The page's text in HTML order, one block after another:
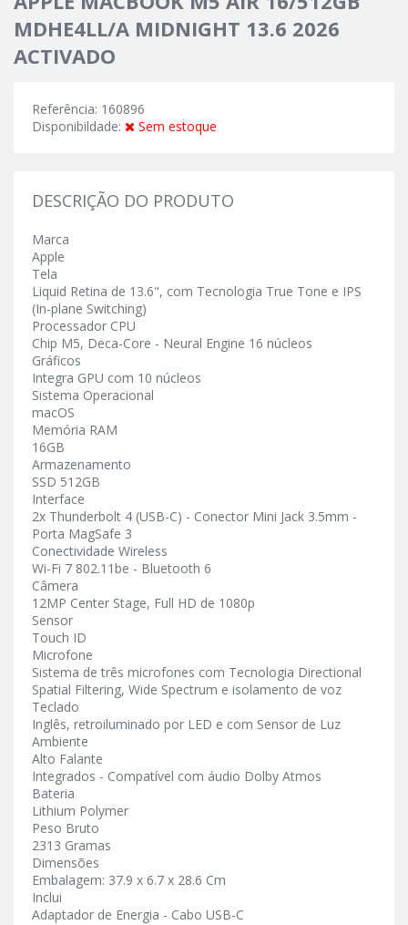
MDHE4LL/A MIDNIGHT 13.6 2026
ACTIVADO
Referência: 160896
Disponibildade:
Sem estoque
DESCRIÇÃO DO PRODUTO
Marca
Apple
Tela
Liquid Retina de 13.6", com Tecnologia True Tone e IPS
(In-plane Switching)
Processador CPU
Chip M5, Deca-Core - Neural Engine 16 núcleos
Gráficos
Integra GPU com 10 núcleos
Sistema Operacional
macOS
Memória RAM
16GB
Armazenamento
SSD 512GB
Interface
2x Thunderbolt 4 (USB-C) - Conector Mini Jack 3.5mm -
Porta MagSafe 3
Conectividade Wireless
Wi-Fi 7 802.11be - Bluetooth 6
Câmera
12MP Center Stage, Full HD de 1080p
Sensor
Touch ID
Microfone
Sistema de três microfones com Tecnologia Directional
Spatial Filtering, Wide Spectrum e isolamento de voz
Teclado
Inglês, retroiluminado por LED e com Sensor de Luz
Ambiente
Alto Falante
Integrados - Compatível com áudio Dolby Atmos
Bateria
Lithium Polymer
Peso Bruto
2313 Gramas
Dimensões
Embalagem: 37.9 x 6.7 x 28.6 Cm
Inclui
Adaptador de Energia - Cabo USB-C